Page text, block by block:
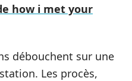
how i met your
débouchent sur une
Les procès,